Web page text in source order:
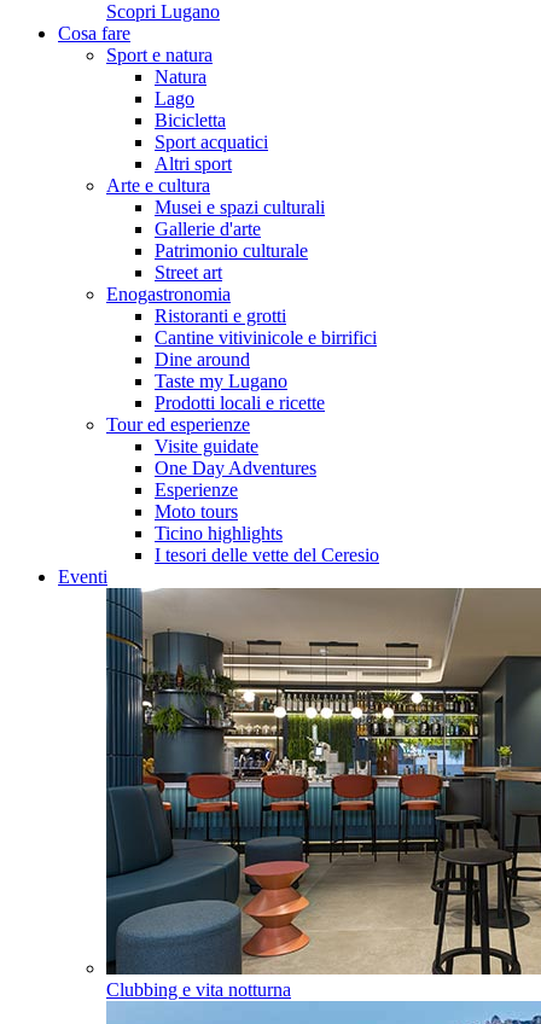
Scopri Lugano
Cosa fare
Sport e natura
Natura
Lago
Bicicletta
Sport acquatici
Altri sport
Arte e cultura
Musei e spazi culturali
Gallerie d'arte
Patrimonio culturale
Street art
Enogastronomia
Ristoranti e grotti
Cantine vitivinicole e birrifici
Dine around
Taste my Lugano
Prodotti locali e ricette
Tour ed esperienze
Visite guidate
One Day Adventures
Esperienze
Moto tours
Ticino highlights
I tesori delle vette del Ceresio
Eventi
Clubbing e vita notturna